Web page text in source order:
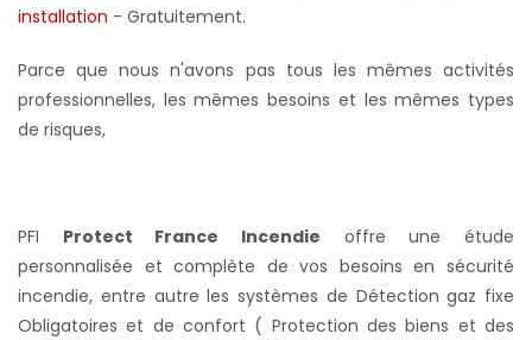
installation - Gratuitement.
Parce que nous n'avons pas tous les mêmes activités
professionnelles, les mêmes besoins et les mêmes types
de risques,
PFI Protect France Incendie offre une étude
personnalisée et complète de vos besoins en sécurité
incendie, entre autre les systèmes de Détection gaz fixe
Obligatoires et de confort ( Protection des biens et des